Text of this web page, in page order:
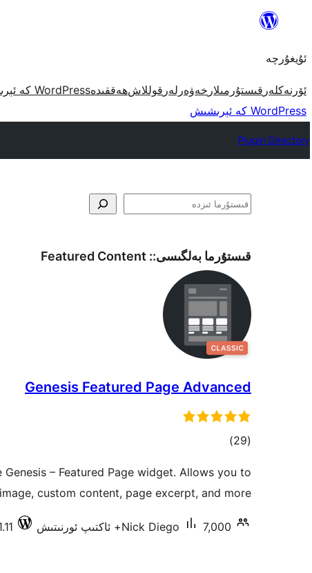
مەزمۇنغا
ئۇيغۇرچە
ئۆرنەكلەر قىستۇرمىلار خەۋەرلەر قوللاشھەققىدەWordPress كە ئېرىشىش
WordPress كە ئېرىشىش
Plugin Directory
ئىزدە
قىستۇرما بەلگىسى:: Featured Content
Genesis Featured Page Advanced
(29
ئومۇمىي)
– Featured Page widget. Allows you to
custom content, page excerpt, and more.
Nick Diego 7,000+ ئاكتىپ ئورنىتىش 6.1.11